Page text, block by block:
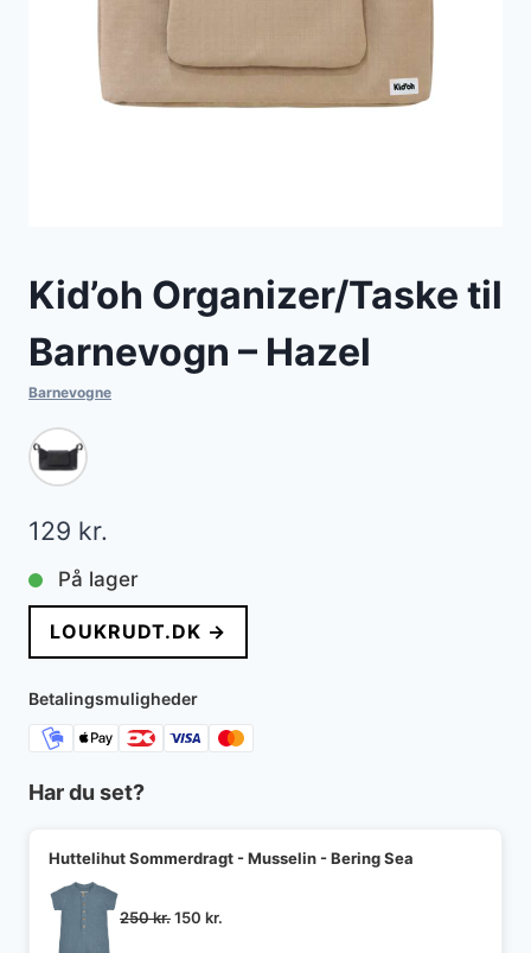
Kid’oh Organizer/Taske til
Barnevogn – Hazel
Barnevogne
129 kr.
På lager
LOUKRUDT.DK →
Betalingsmuligheder
Har du set?
Huttelihut Sommerdragt - Musselin - Bering Sea
250kr.Den
150 kr.